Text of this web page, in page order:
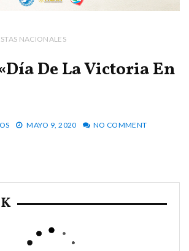
NACIONALES
De La Victoria En
MAYO 9, 2020 NO COMMENT